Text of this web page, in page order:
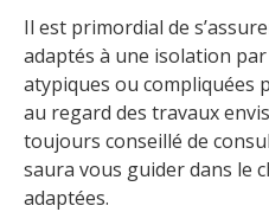
Il est primordial de
adaptés à une isolation par
atypiques ou compliquées
au regard des travaux
toujours conseillé de
saura vous guider dans le
adaptées.